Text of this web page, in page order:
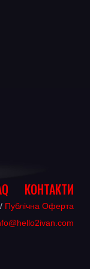
КОНТАКТИ
Публічна Оферта